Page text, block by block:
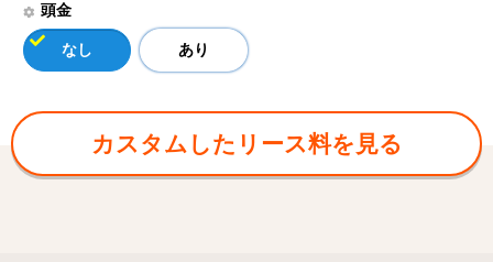
頭金
なし あり
カスタムしたリース料を見る